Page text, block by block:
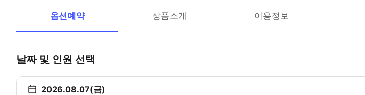
옵션예약 상품소개 이용정보
날짜 및 인원 선택
2026.08.07(금)